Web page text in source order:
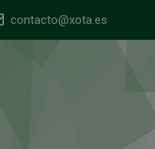
contacto@xota.es